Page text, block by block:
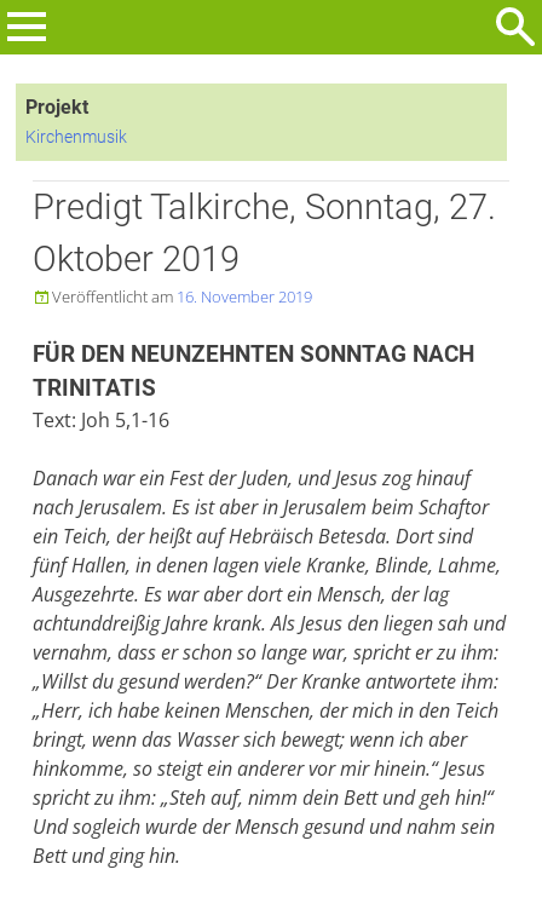
Zum
Inhalt
nach:Projekt
Kirchenmusik
Predigt Talkirche, Sonntag, 27.
Oktober 2019
Veröffentlicht am 16. November 2019
FÜR DEN NEUNZEHNTEN SONNTAG NACH
TRINITATIS
Text: Joh 5,1-16
Danach war ein Fest der Juden, und Jesus zog hinauf
nach Jerusalem. Es ist aber in Jerusalem beim Schaftor
ein Teich, der heißt auf Hebrä­isch Betesda. Dort sind
fünf Hallen, in denen lagen viele Kranke, Blinde, Lahme,
Ausgezehrte. Es war aber dort ein Mensch, der lag
achtunddreißig Jahre krank. Als Jesus den liegen sah und
vernahm, dass er schon so lange war, spricht er zu ihm:
„Willst du gesund wer­den?“ Der Kranke antwortete ihm:
„Herr, ich habe keinen Menschen, der mich in den Teich
bringt, wenn das Wasser sich be­wegt; wenn ich aber
hinkomme, so steigt ein anderer vor mir hin­ein.“ Jesus
spricht zu ihm: „Steh auf, nimm dein Bett und geh hin!“
Und sogleich wurde der Mensch gesund und nahm sein
Bett und ging hin.